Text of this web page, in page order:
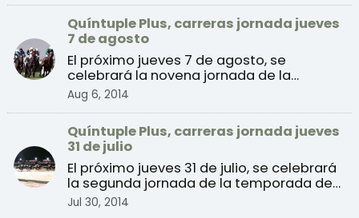
Quíntuple Plus, carreras jornada jueves
7 de agosto
El próximo jueves 7 de agosto, se
celebrará la novena jornada de la
Aug 6, 2014
Quíntuple Plus, carreras jornada jueves
31 de julio
El próximo jueves 31 de julio, se celebrará
la segunda jornada de la temporada de
verano 2014 de ...
Jul 30, 2014